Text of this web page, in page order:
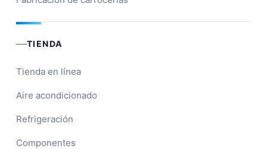
TIENDA
Tienda en línea
Aire acondicionado
Refrigeración
Componentes